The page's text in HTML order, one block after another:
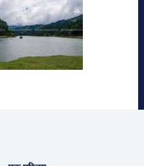
लागि इतिहासको विभिन्न कालखण्डमा
स्वरुप बाह्र जना सहिदका आकृति एउटै